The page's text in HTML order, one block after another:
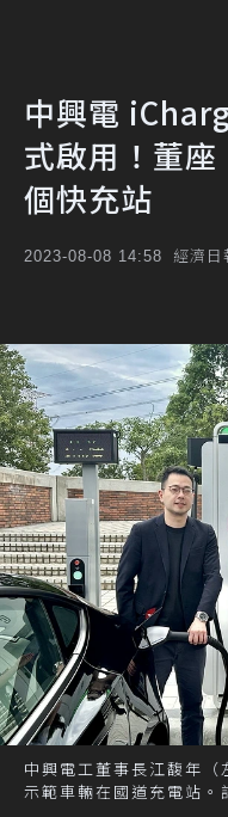
中興電
式啟用！董
個快充站
2023-08-08 14:58 經濟
中興電工董事長江馥年
示範車輛在國道充電站。